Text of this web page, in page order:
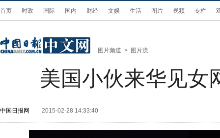
首页 时政 国际 国内 财经 文娱 生活 图片 视频 专栏
图片频道 > 图片流
美国小伙来华见女
中国日报网 2015-02-28 14:33:40